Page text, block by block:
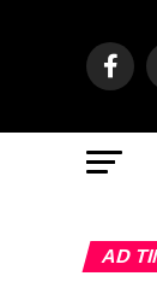
AD